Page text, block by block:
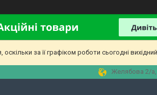
за її графіком роботи сьогодні
Желябова 2/а,